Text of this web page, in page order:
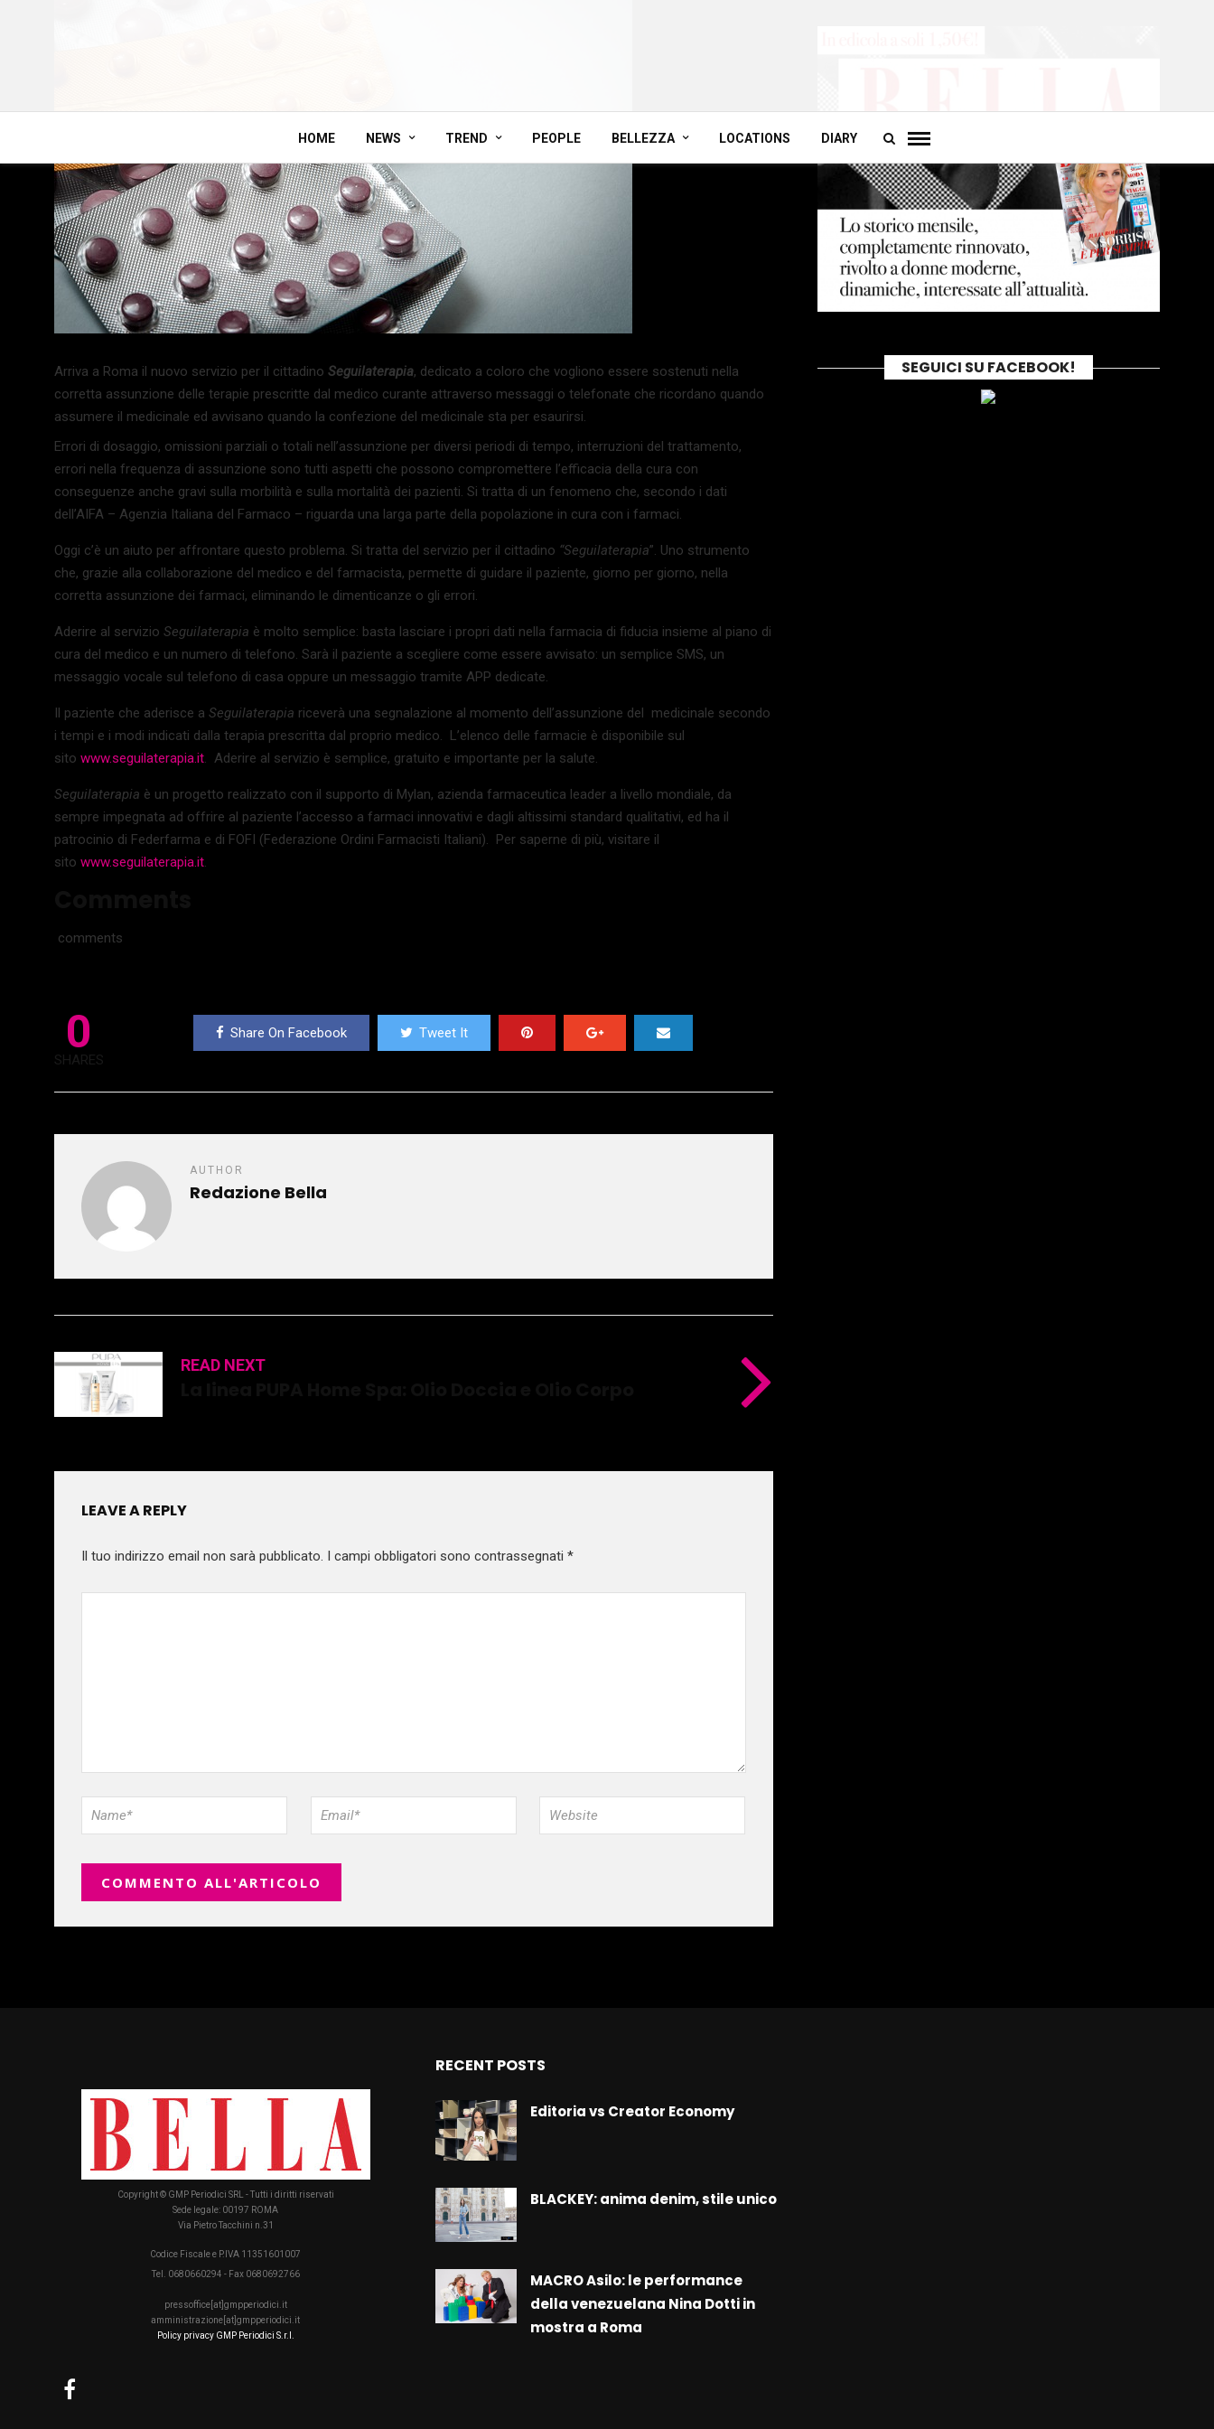
HOME NEWS TREND PEOPLE BELLEZZA LOCATIONS DIARY
Arriva a Roma il nuovo servizio per il cittadino Seguilaterapia, dedicato a coloro che vogliono essere sostenuti nella
corretta assunzione delle terapie prescritte dal medico curante attraverso messaggi o telefonate che ricordano quando
assumere il medicinale ed avvisano quando la confezione del medicinale sta per esaurirsi.
Errori di dosaggio, omissioni parziali o totali nell’assunzione per diversi periodi di tempo, interruzioni del trattamento,
errori nella frequenza di assunzione sono tutti aspetti che possono compromettere l’efficacia della cura con
conseguenze anche gravi sulla morbilità e sulla mortalità dei pazienti. Si tratta di un fenomeno che, secondo i dati
dell’AIFA – Agenzia Italiana del Farmaco – riguarda una larga parte della popolazione in cura con i farmaci.
Oggi c’è un aiuto per affrontare questo problema. Si tratta del servizio per il cittadino “Seguilaterapia”. Uno strumento
che, grazie alla collaborazione del medico e del farmacista, permette di guidare il paziente, giorno per giorno, nella
corretta assunzione dei farmaci, eliminando le dimenticanze o gli errori.
Aderire al servizio Seguilaterapia è molto semplice: basta lasciare i propri dati nella farmacia di fiducia insieme al piano di
cura del medico e un numero di telefono. Sarà il paziente a scegliere come essere avvisato: un semplice SMS, un
messaggio vocale sul telefono di casa oppure un messaggio tramite APP dedicate.
Il paziente che aderisce a Seguilaterapia riceverà una segnalazione al momento dell’assunzione del medicinale secondo
i tempi e i modi indicati dalla terapia prescritta dal proprio medico. L’elenco delle farmacie è disponibile sul
sito www.seguilaterapia.it . Aderire al servizio è semplice, gratuito e importante per la salute.
Seguilaterapia è un progetto realizzato con il supporto di Mylan, azienda farmaceutica leader a livello mondiale, da
sempre impegnata ad offrire al paziente l’accesso a farmaci innovativi e dagli altissimi standard qualitativi, ed ha il
patrocinio di Federfarma e di FOFI (Federazione Ordini Farmacisti Italiani). Per saperne di più, visitare il
sito www.seguilaterapia.it
comments
0
SHARES
Share On Facebook Tweet It
AUTHOR
Redazione Bella
READ NEXT
LEAVE A REPLY
Il tuo indirizzo email non sarà pubblicato. I campi obbligatori sono contrassegnati *
SEGUICI SU FACEBOOK!
Copyright © GMP Periodici SRL - Tutti i diritti riservati
Sede legale: 00197 ROMA
Via Pietro Tacchini n.31
Codice Fiscale e P.IVA 11351601007
Tel. 0680660294 - Fax 0680692766
pressoffice[at]gmpperiodici.it
amministrazione[at]gmpperiodici.it
Policy privacy GMP Periodici S.r.l.
RECENT POSTS
Editoria vs Creator Economy
BLACKEY: anima denim, stile unico
MACRO Asilo: le performance
della venezuelana Nina Dotti in
mostra a Roma